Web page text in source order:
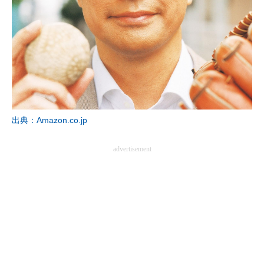
企業ITのトレンドを詳説
経営リーダーのコミュニティ
マーケ×ITの今がよく分かる
ITエンジニア向け専門サイト
企業向けIT製品の総合サイト
出典：Amazon.co.jp
advertisement